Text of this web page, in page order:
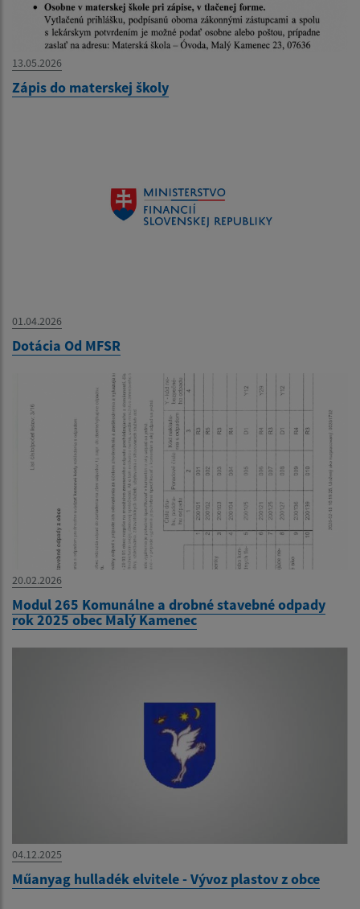
13.05.2026
Zápis do materskej školy
01.04.2026
Dotácia Od MFSR
20.02.2026
Modul 265 Komunálne a drobné stavebné odpady
rok 2025 obec Malý Kamenec
04.12.2025
Műanyag hulladék elvitele - Vývoz plastov z obce